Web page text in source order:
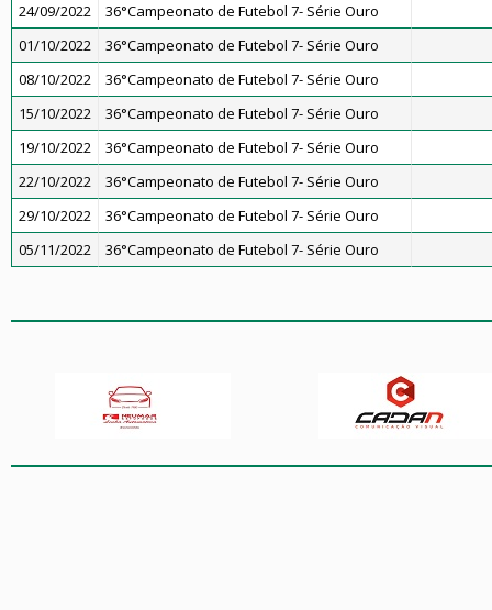
24/09/2022
36°Campeonato de Futebol 7- Série Ouro
01/10/2022
36°Campeonato de Futebol 7- Série Ouro
08/10/2022
36°Campeonato de Futebol 7- Série Ouro
15/10/2022
36°Campeonato de Futebol 7- Série Ouro
19/10/2022
36°Campeonato de Futebol 7- Série Ouro
22/10/2022
36°Campeonato de Futebol 7- Série Ouro
29/10/2022
36°Campeonato de Futebol 7- Série Ouro
05/11/2022
36°Campeonato de Futebol 7- Série Ouro